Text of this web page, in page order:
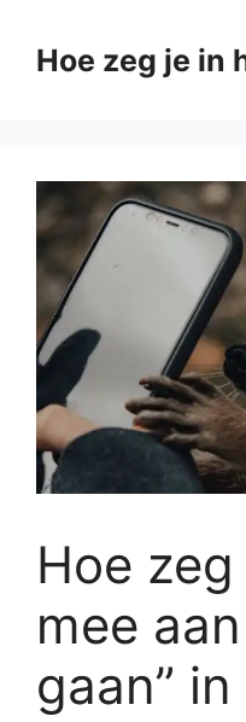
naarHoe zeg je in
Hoe
mee
gaan”